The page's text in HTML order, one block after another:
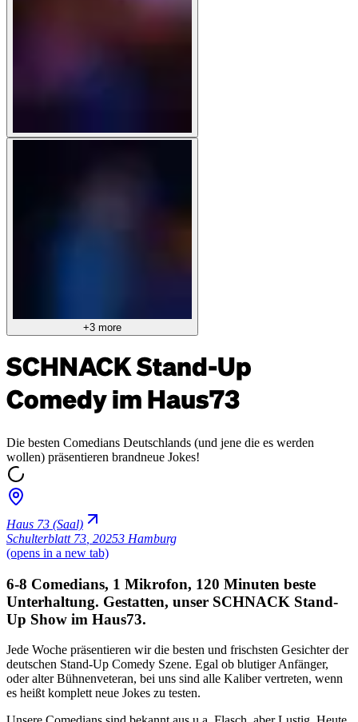
+3 more
SCHNACK Stand-Up
Comedy im Haus73
Die besten Comedians Deutschlands (und jene die es werden
wollen) präsentieren brandneue Jokes!
Haus 73 (Saal)
Schulterblatt 73 20253 Hamburg
(opens in a new tab)
6-8 Comedians, 1 Mikrofon, 120 Minuten beste
Unterhaltung. Gestatten, unser SCHNACK Stand-
Up Show im Haus73.
Jede Woche präsentieren wir die besten und frischsten Gesichter der
deutschen Stand-Up Comedy Szene. Egal ob blutiger Anfänger,
oder alter Bühnenveteran, bei uns sind alle Kaliber vertreten, wenn
es heißt komplett neue Jokes zu testen.